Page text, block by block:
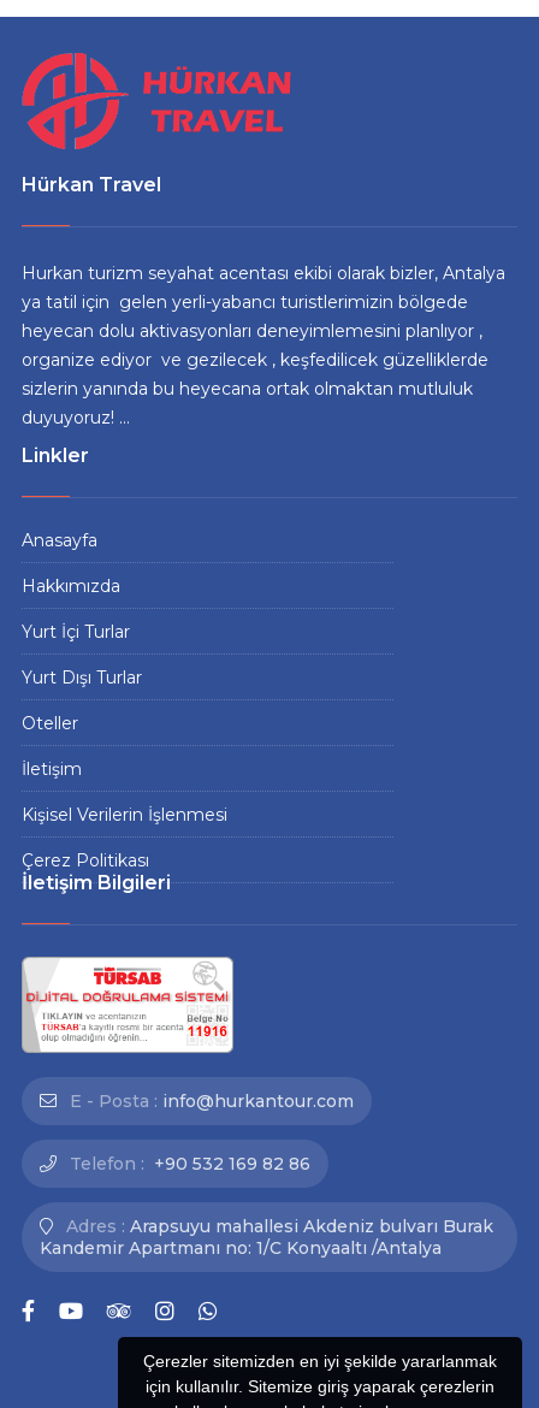
Çerezler sitemizden en iyi şekilde yararlanmak
için kullanılır. Sitemize giriş yaparak çerezlerin
Hürkan Travel
Hurkan turizm seyahat acentası ekibi olarak bizler, Antalya
ya tatil için gelen yerli-yabancı turistlerimizin bölgede
heyecan dolu aktivasyonları deneyimlemesini planlıyor ,
organize ediyor ve gezilecek , keşfedilicek güzelliklerde
sizlerin yanında bu heyecana ortak olmaktan mutluluk
duyuyoruz! ...
Linkler
Anasayfa
Hakkımızda
Yurt İçi Turlar
Yurt Dışı Turlar
Oteller
İletişim
Kişisel Verilerin İşlenmesi
Çerez Politikası
İletişim Bilgileri
E - Posta : info@hurkantour.com
Telefon : +90 532 169 82 86
Adres : Arapsuyu mahallesi Akdeniz bulvarı Burak
Kandemir Apartmanı no: 1/C Konyaaltı /Antalya